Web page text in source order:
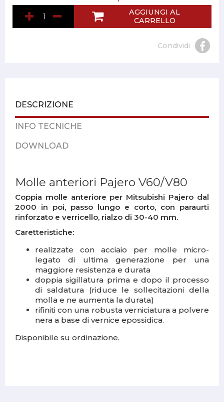
AGGIUNGI AL
CARRELLO
Condividi
DESCRIZIONE
INFO TECNICHE
DOWNLOAD
Molle anteriori Pajero V60/V80
Coppia molle anteriore per Mitsubishi Pajero dal
2000 in poi, passo lungo e corto, con paraurti
rinforzato e verricello, rialzo di 30-40 mm.
Caretteristiche:
realizzate con acciaio per molle micro-
legato di ultima generazione per una
maggiore resistenza e durata
doppia sigillatura prima e dopo il processo
di saldatura (riduce le sollecitazioni della
molla e ne aumenta la durata)
rifiniti con una robusta verniciatura a polvere
nera a base di vernice epossidica.
Disponibile su ordinazione.